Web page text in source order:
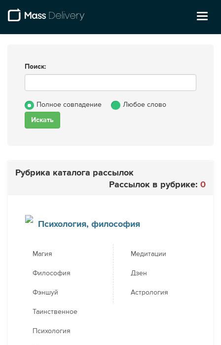
Поиск:
Полное совпадение Любое слово
Рубрика каталога рассылок
Рассылок в рубрике: 0
Психология, философия
Магия
Философия
Фэншуй
Таинственное
Психология
Медитации
Дзен
Астрология